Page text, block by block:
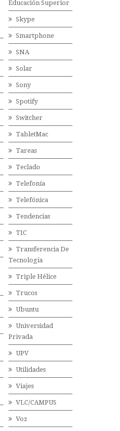
Educación Superior
Skype
Smartphone
SNA
Solar
Sony
Spotify
Switcher
TabletMac
Tareas
Teclado
Telefonía
Telefónica
Tendencias
TIC
Transferencia De
Tecnología
Triple Hélice
Trucos
Ubuntu
Universidad
Privada
UPV
Utilidades
Viajes
VLC/CAMPUS
Voz